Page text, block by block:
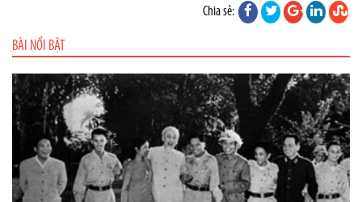
Chia sẻ:
BÀI NỔI BẬT